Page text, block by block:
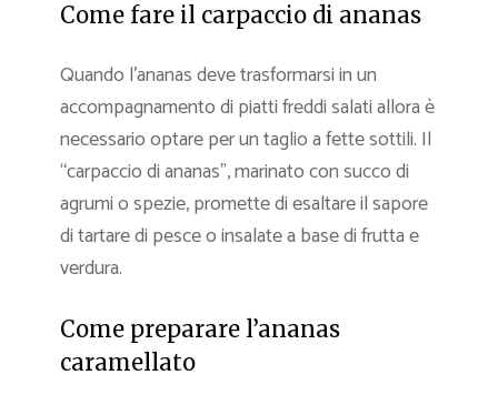
Come fare il carpaccio di ananas
Quando l’ananas deve trasformarsi in un
accompagnamento di piatti freddi salati allora è
necessario optare per un taglio a fette sottili. Il
“carpaccio di ananas”, marinato con succo di
agrumi o spezie, promette di esaltare il sapore
di tartare di pesce o insalate a base di frutta e
verdura.
Come preparare l’ananas
caramellato